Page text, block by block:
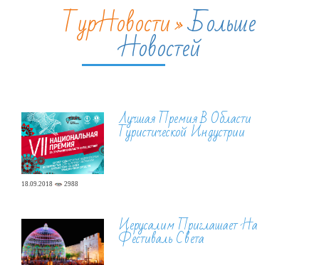
ТурНовости »Больше
Новостей
18.09.2018 2988
Лучшая Премия В Области
Туристической Индустрии
Иерусалим Приглашает На
Фестиваль Света